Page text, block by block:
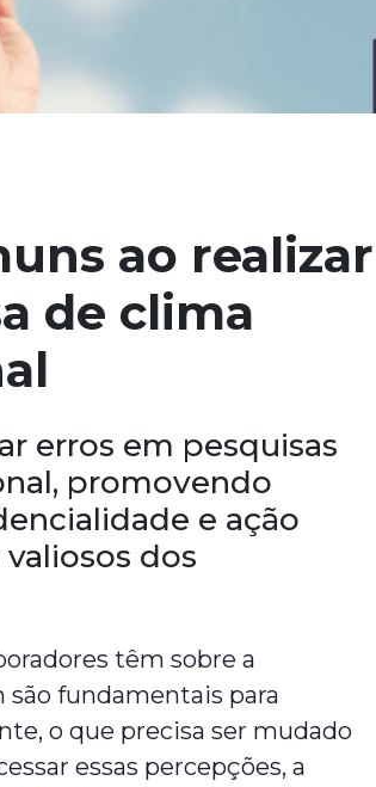
ao realizar
de clima
erros em pesquisas
promovendo
e ação
dos
têm sobre a
fundamentais para
o que precisa ser mudado
essas percepções, a